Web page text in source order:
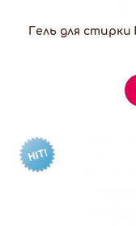
Гель для стирки